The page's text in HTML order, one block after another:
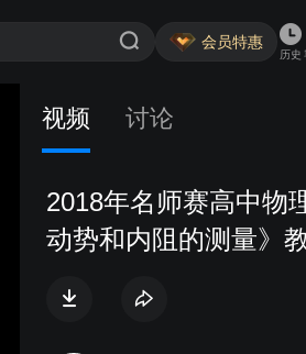
会员特惠
历史
视频 讨论
2018年名师赛高中物
动势和内阻的测量》